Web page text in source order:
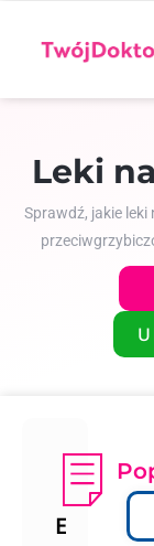
Leki
Sprawdź, jakie leki
E